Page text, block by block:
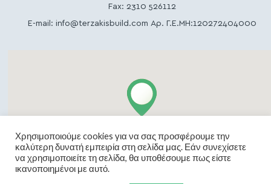
Fax: 2310 526112
E-mail:info@terzakisbuild.com Αρ. Γ.Ε.ΜΗ:120272404000
Χρησιμοποιούμε cookies για να σας προσφέρουμε την
καλύτερη δυνατή εμπειρία στη σελίδα μας. Εάν συνεχίσετε
να χρησιμοποιείτε τη σελίδα, θα υποθέσουμε πως είστε
ικανοποιημένοι με αυτό.